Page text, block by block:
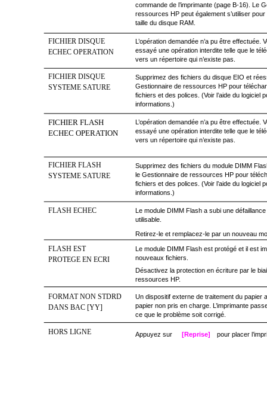
commande de l’imprimante (page B-16). Le
ressources HP peut également s’utiliser
taille du disque RAM.
FICHIER DISQUE
ECHEC OPERATION
L’opération demandée n’a pu être effectuée.
essayé une opération interdite telle que le
vers un répertoire qui n’existe pas.
FICHIER DISQUE
SYSTEME SATURE
Supprimez des fichiers du disque EIO et
Gestionnaire de ressources HP pour
fichiers et des polices. (Voir l’aide du logiciel
informations.)
FICHIER FLASH
ECHEC OPERATION
L’opération demandée n’a pu être effectuée.
essayé une opération interdite telle que le
vers un répertoire qui n’existe pas.
FICHIER FLASH
SYSTEME SATURE
Supprimez des fichiers du module DIMM
le Gestionnaire de ressources HP pour
fichiers et des polices. (Voir l’aide du logiciel
informations.)
FLASH ECHEC
Le module DIMM Flash a subi une défaillance
utilisable.
Retirez-le et remplacez-le par un nouveau
FLASH EST
PROTEGE EN ECRI
Le module DIMM Flash est protégé et il est
nouveaux fichiers.
Désactivez la protection en écriture par le
ressources HP.
FORMAT NON STDRD
DANS BAC [YY]
Un dispositif externe de traitement du papier
papier non pris en charge. L’imprimante
ce que le problème soit corrigé.
HORS LIGNE Appuyez sur [Reprise] pour placer